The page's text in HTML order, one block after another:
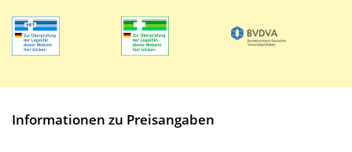
Informationen zu Preisangaben